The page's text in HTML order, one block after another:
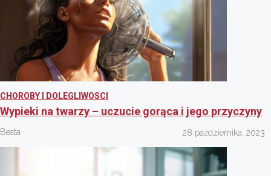
CHOROBY I DOLEGLIWOSCI
Wypieki na twarzy – uczucie gorąca i jego przyczyny
Beata 28 października, 2023